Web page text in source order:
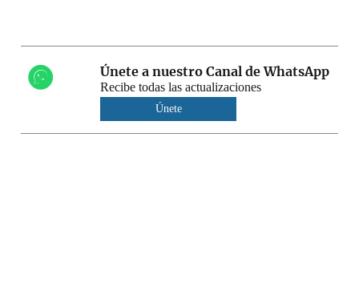
Únete a nuestro Canal de WhatsApp
Recibe todas las actualizaciones
Únete